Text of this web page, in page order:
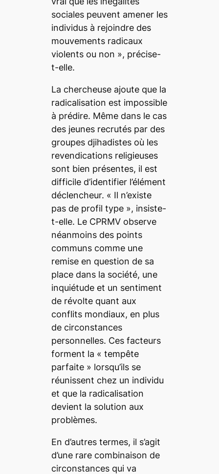
sociales peuvent amener les
individus à rejoindre des
mouvements radicaux
violents ou non », précise-
t-elle.
La chercheuse ajoute que la
radicalisation est impossible
à prédire. Même dans le cas
des jeunes recrutés par des
groupes djihadistes où les
revendications religieuses
sont bien présentes, il est
difficile d’identifier l’élément
déclencheur. « Il n’existe
pas de profil type », insiste-
t-elle. Le CPRMV observe
néanmoins des points
communs comme une
remise en question de sa
place dans la société, une
inquiétude et un sentiment
de révolte quant aux
conflits mondiaux, en plus
de circonstances
personnelles. Ces facteurs
forment la « tempête
parfaite » lorsqu’ils se
réunissent chez un individu
et que la radicalisation
devient la solution aux
problèmes.
En d’autres termes, il s’agit
d’une rare combinaison de
circonstances qui va